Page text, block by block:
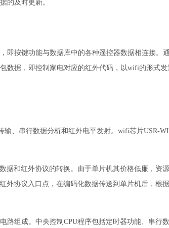
的及时更新。
按键功能与数据库中的各种遥控器数据相连接。通
数据，即控制家电对应的红外代码，以wifi的形式发
、串行数据分析和红外电平发射。wifi芯片USR-
据和红外协议的转换。由于单片机其价格低廉，资
外协议入口点，在编码化数据传送到单片机后，根
路组成。中央控制CPU程序包括定时器功能、串行